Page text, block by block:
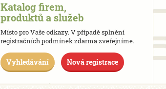
Katalog firem,
produktů a služeb
Místo pro Vaše odkazy. V případě splnění
registračních podmínek zdarma zveřejníme.
Vyhledávání Nová registrace